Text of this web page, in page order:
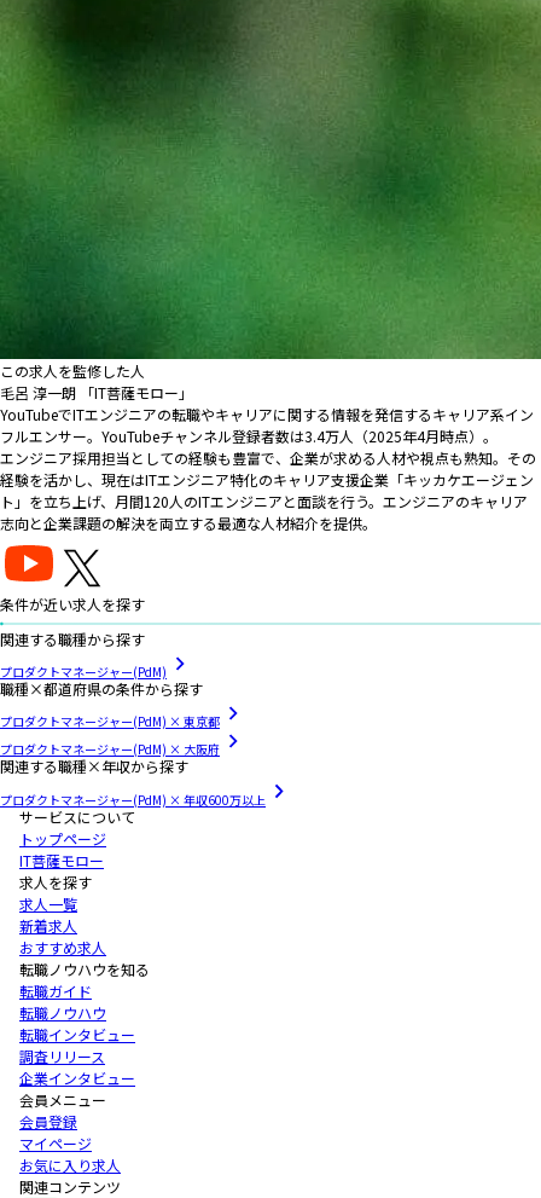
この求人を監修した人
毛呂 淳一朗 「IT菩薩モロー」
YouTubeでITエンジニアの転職やキャリアに関する情報を発信するキャリア系イン
フルエンサー。YouTubeチャンネル登録者数は3.4万人（2025年4月時点）。
エンジニア採用担当としての経験も豊富で、企業が求める人材や視点も熟知。その
経験を活かし、現在はITエンジニア特化のキャリア支援企業「キッカケエージェン
ト」を立ち上げ、月間120人のITエンジニアと面談を行う。エンジニアのキャリア
志向と企業課題の解決を両立する最適な人材紹介を提供。
条件が近い求人を探す
関連する職種から探す
プロダクトマネージャー(PdM)
職種×都道府県の条件から探す
プロダクトマネージャー(PdM) × 東京都
プロダクトマネージャー(PdM) × 大阪府
関連する職種×年収から探す
プロダクトマネージャー(PdM) × 年収600万以上
サービスについて
トップページ
IT菩薩モロー
求人を探す
求人一覧
新着求人
おすすめ求人
転職ノウハウを知る
転職ガイド
転職ノウハウ
転職インタビュー
調査リリース
企業インタビュー
会員メニュー
会員登録
マイページ
お気に入り求人
関連コンテンツ